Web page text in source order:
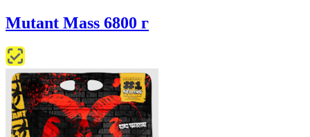
Mutant Mass 6800 г